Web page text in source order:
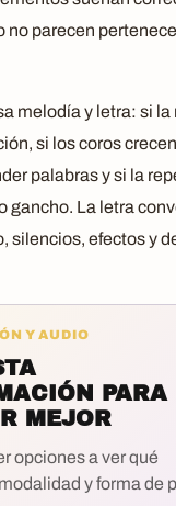
no parecen
melodía y letra: si la
si los coros
palabras y si la
gancho. La letra
silencios, efectos y
Y AUDIO
PARA
MEJOR
opciones a ver qué
y forma de